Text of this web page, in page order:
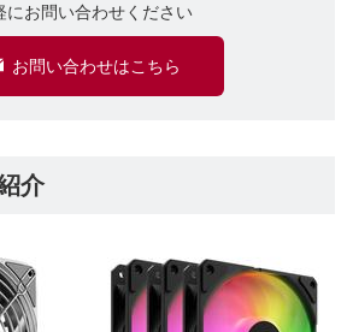
にお問い合わせください
お問い合わせはこちら
介